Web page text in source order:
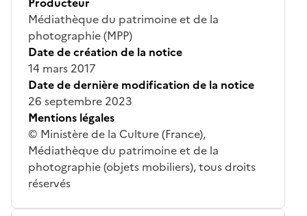
Médiathèque du patrimoine et de la
photographie (MPP)
Date de création de la notice
14 mars 2017
Date de dernière modification de la notice
26 septembre 2023
Mentions légales
© Ministère de la Culture (France),
Médiathèque du patrimoine et de la
photographie (objets mobiliers), tous droits
réservés